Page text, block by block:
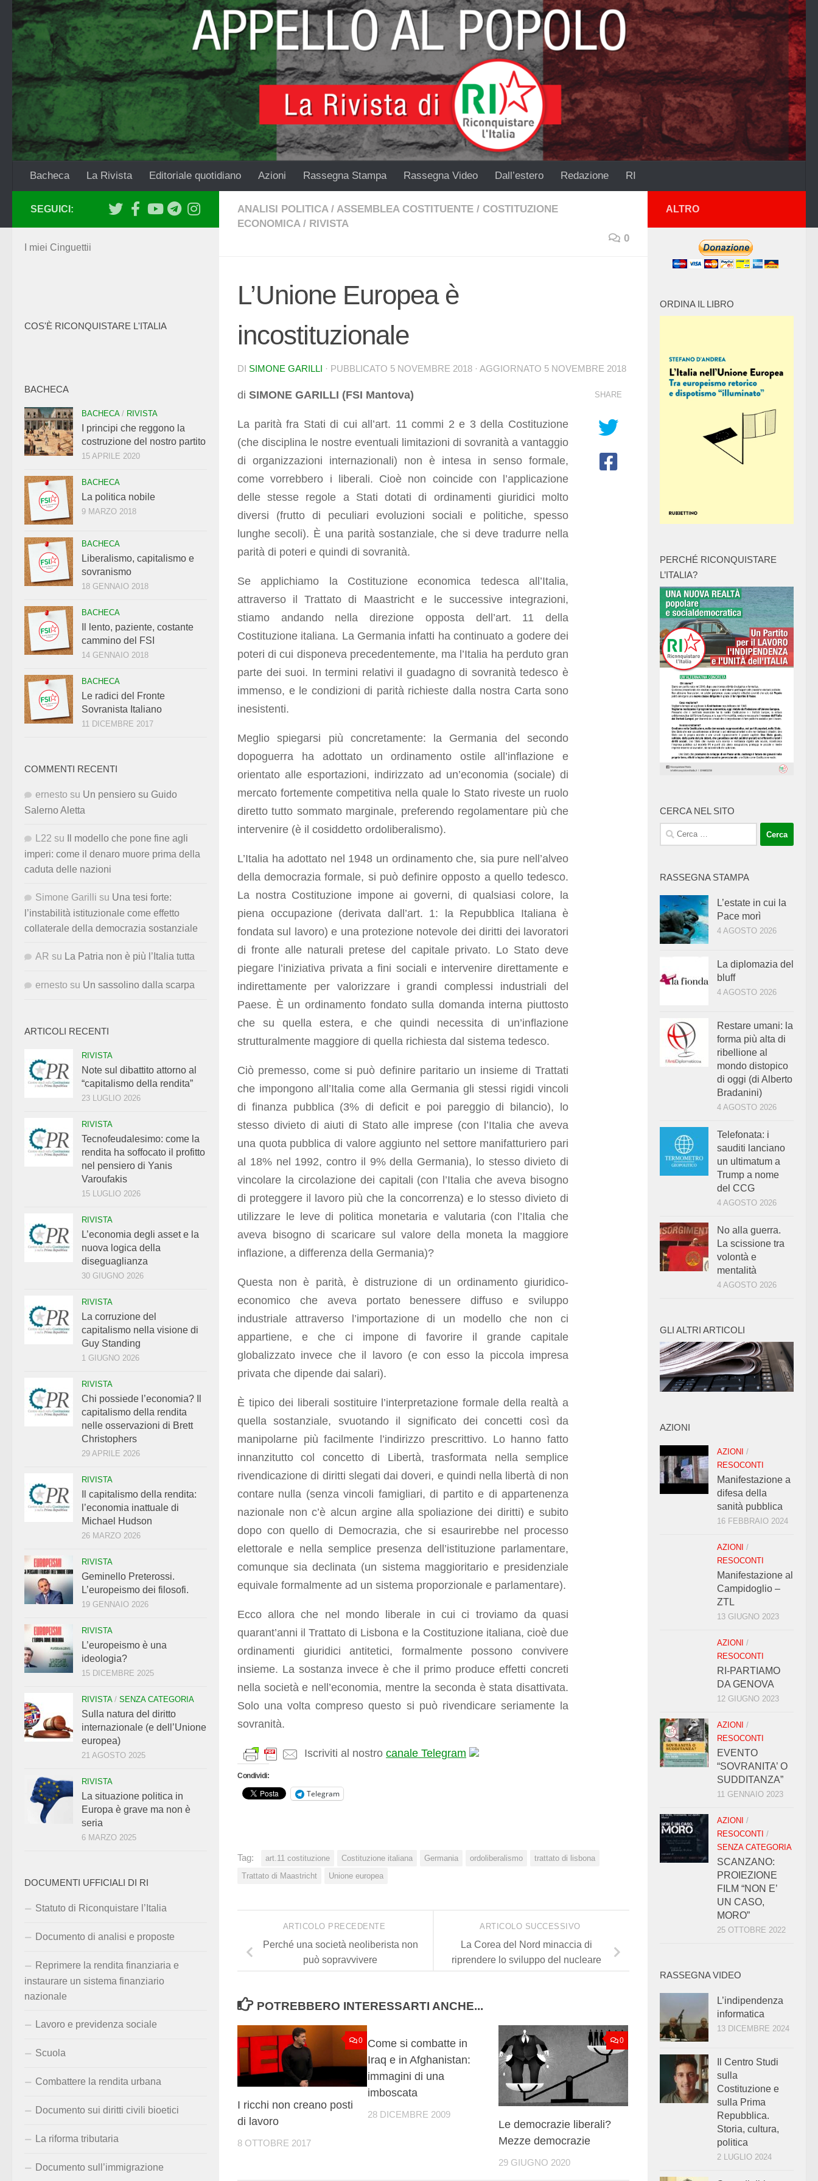
Salta al contenuto
Bacheca La Rivista Editoriale quotidiano Azioni Rassegna Stampa Rassegna Video Dall’estero Redazione RI
ANALISI POLITICA / ASSEMBLEA COSTITUENTE / COSTITUZIONE
ECONOMICA / RIVISTA
0
L’Unione Europea è
incostituzionale
DI SIMONE GARILLI · PUBBLICATO 5 NOVEMBRE 2018 · AGGIORNATO 5 NOVEMBRE 2018
di SIMONE GARILLI (FSI Mantova)
La parità fra Stati di cui all’art. 11 commi 2 e 3 della Costituzione
(che disciplina le nostre eventuali limitazioni di sovranità a vantaggio
di organizzazioni internazionali) non è intesa in senso formale,
come vorrebbero i liberali. Cioè non coincide con l’applicazione
delle stesse regole a Stati dotati di ordinamenti giuridici molto
diversi (frutto di peculiari evoluzioni sociali e politiche, spesso
lunghe secoli). È una parità sostanziale, che si deve tradurre nella
parità di poteri e quindi di sovranità.
Se applichiamo la Costituzione economica tedesca all’Italia,
attraverso il Trattato di Maastricht e le successive integrazioni,
stiamo andando nella direzione opposta dell’art. 11 della
Costituzione italiana. La Germania infatti ha continuato a godere dei
poteri di cui disponeva precedentemente, ma l’Italia ha perduto gran
parte dei suoi. In termini relativi il guadagno di sovranità tedesco è
immenso, e le condizioni di parità richieste dalla nostra Carta sono
inesistenti.
Meglio spiegarsi più concretamente: la Germania del secondo
dopoguerra ha adottato un ordinamento ostile all’inflazione e
orientato alle esportazioni, indirizzato ad un’economia (sociale) di
mercato fortemente competitiva nella quale lo Stato riveste un ruolo
diretto tutto sommato marginale, preferendo regolamentare più che
intervenire (è il cosiddetto ordoliberalismo).
L’Italia ha adottato nel 1948 un ordinamento che, sia pure nell’alveo
della democrazia formale, si può definire opposto a quello tedesco.
La nostra Costituzione impone ai governi, di qualsiasi colore, la
piena occupazione (derivata dall’art. 1: la Repubblica Italiana è
fondata sul lavoro) e una protezione notevole dei diritti dei lavoratori
di fronte alle naturali pretese del capitale privato. Lo Stato deve
piegare l’iniziativa privata a fini sociali e intervenire direttamente e
indirettamente per valorizzare i grandi complessi industriali del
Paese. È un ordinamento fondato sulla domanda interna piuttosto
che su quella estera, e che quindi necessita di un’inflazione
strutturalmente maggiore di quella richiesta dal sistema tedesco.
Ciò premesso, come si può definire paritario un insieme di Trattati
che impongono all’Italia come alla Germania gli stessi rigidi vincoli
di finanza pubblica (3% di deficit e poi pareggio di bilancio), lo
stesso divieto di aiuti di Stato alle imprese (con l’Italia che aveva
una quota pubblica di valore aggiunto nel settore manifatturiero pari
al 18% nel 1992, contro il 9% della Germania), lo stesso divieto di
vincolare la circolazione dei capitali (con l’Italia che aveva bisogno
di proteggere il lavoro più che la concorrenza) e lo stesso divieto di
utilizzare le leve di politica monetaria e valutaria (con l’Italia che
aveva bisogno di scaricare sul valore della moneta la maggiore
inflazione, a differenza della Germania)?
Questa non è parità, è distruzione di un ordinamento giuridico-
economico che aveva portato benessere diffuso e sviluppo
industriale attraverso l’importazione di un modello che non ci
appartiene, e che ci impone di favorire il grande capitale
globalizzato invece che il lavoro (e con esso la piccola impresa
privata che dipende dai salari).
È tipico dei liberali sostituire l’interpretazione formale della realtà a
quella sostanziale, svuotando il significato dei concetti così da
manipolarne più facilmente l’indirizzo prescrittivo. Lo hanno fatto
innanzitutto col concetto di Libertà, trasformata nella semplice
rivendicazione di diritti slegati dai doveri, e quindi nella libertà di non
contare nulla (senza vincoli famigliari, di partito e di appartenenza
nazionale non c’è alcun argine alla spoliazione dei diritti) e subito
dopo con quello di Democrazia, che si esaurirebbe nel processo
elettorale e nella semplice presenza dell’istituzione parlamentare,
comunque sia declinata (un sistema maggioritario e presidenziale
equivale formalmente ad un sistema proporzionale e parlamentare).
Ecco allora che nel mondo liberale in cui ci troviamo da quasi
quarant’anni il Trattato di Lisbona e la Costituzione italiana, cioè due
ordinamenti giuridici antitetici, formalmente possono convivere
insieme. La sostanza invece è che il primo produce effetti concreti
nella società e nell’economia, mentre la seconda è stata disattivata.
Solo una volta compreso questo si può rivendicare seriamente la
sovranità.
Iscriviti al nostro canale Telegram
Condividi:
Telegram
SHARE
Tag: art.11 costituzione Costituzione italiana Germania ordoliberalismo
trattato di lisbona
Trattato di Maastricht
Unione europea
ARTICOLO SUCCESSIVO
La Corea del Nord minaccia di
riprendere lo sviluppo del nucleare
ARTICOLO PRECEDENTE
Perché una società neoliberista non
può sopravvivere
POTREBBERO INTERESSARTI ANCHE...
0
I ricchi non creano posti
di lavoro
8 OTTOBRE 2017
Come si combatte in
Iraq e in Afghanistan:
immagini di una
imboscata
28 DICEMBRE 2009
0
Le democrazie liberali?
Mezze democrazie
29 GIUGNO 2020
SEGUICI:
I miei Cinguettii
COS'È RICONQUISTARE L'ITALIA
BACHECA
BACHECA/ RIVISTA
I principi che reggono la
costruzione del nostro partito
15 APRILE 2020
BACHECA
La politica nobile
9 MARZO 2018
BACHECA
Liberalismo, capitalismo e
sovranismo
18 GENNAIO 2018
BACHECA
Il lento, paziente, costante
cammino del FSI
14 GENNAIO 2018
BACHECA
Le radici del Fronte
Sovranista Italiano
11 DICEMBRE 2017
COMMENTI RECENTI
ernesto su Un pensiero su Guido
Salerno Aletta
L22 su
Il modello che pone fine agli
imperi: come il denaro muore prima della
caduta delle nazioni
Simone Garilli su Una tesi forte:
l’instabilità istituzionale come effetto
collaterale della democrazia sostanziale
AR su La Patria non è più l’Italia tutta
ernesto su Un sassolino dalla scarpa
ARTICOLI RECENTI
RIVISTA
Note sul dibattito attorno al
“capitalismo della rendita”
23 LUGLIO 2026
RIVISTA
Tecnofeudalesimo: come la
rendita ha soffocato il profitto
nel pensiero di Yanis
Varoufakis
15 LUGLIO 2026
RIVISTA
L’economia degli asset e la
nuova logica della
diseguaglianza
30 GIUGNO 2026
RIVISTA
La corruzione del
capitalismo nella visione di
Guy Standing
1 GIUGNO 2026
RIVISTA
Chi possiede l’economia? Il
capitalismo della rendita
nelle osservazioni di Brett
Christophers
29 APRILE 2026
RIVISTA
Il capitalismo della rendita:
l’economia inattuale di
Michael Hudson
26 MARZO 2026
RIVISTA
Geminello Preterossi.
L’europeismo dei filosofi.
19 GENNAIO 2026
RIVISTA
L’europeismo è una
ideologia?
15 DICEMBRE 2025
RIVISTA/ SENZA CATEGORIA
Sulla natura del diritto
internazionale (e dell’Unione
europea)
21 AGOSTO 2025
RIVISTA
La situazione politica in
Europa è grave ma non è
seria
6 MARZO 2025
DOCUMENTI UFFICIALI DI RI
Statuto di Riconquistare l’Italia
Documento di analisi e proposte
Reprimere la rendita finanziaria e
instaurare un sistema finanziario
nazionale
Lavoro e previdenza sociale
Scuola
Combattere la rendita urbana
Documento sui diritti civili bioetici
La riforma tributaria
Documento sull’immigrazione
ALTRO
ORDINA IL LIBRO
PERCHÉ RICONQUISTARE
L’ITALIA?
CERCA NEL SITO
Ricerca
per:
RASSEGNA STAMPA
L’estate in cui la
Pace morì
4 AGOSTO 2026
La diplomazia del
bluff
4 AGOSTO 2026
Restare umani: la
forma più alta di
ribellione al
mondo distopico
di oggi (di Alberto
Bradanini)
4 AGOSTO 2026
Telefonata: i
sauditi lanciano
un ultimatum a
Trump a nome
del CCG
4 AGOSTO 2026
No alla guerra.
La scissione tra
volontà e
mentalità
4 AGOSTO 2026
GLI ALTRI ARTICOLI
AZIONI
AZIONI /
RESOCONTI
Manifestazione a
difesa della
sanità pubblica
16 FEBBRAIO 2024
AZIONI /
RESOCONTI
Manifestazione al
Campidoglio –
ZTL
13 GIUGNO 2023
AZIONI /
RESOCONTI
RI-PARTIAMO
DA GENOVA
12 GIUGNO 2023
AZIONI /
RESOCONTI
EVENTO
“SOVRANITA’ O
SUDDITANZA”
11 GENNAIO 2023
AZIONI /
RESOCONTI /
SENZA CATEGORIA
SCANZANO:
PROIEZIONE
FILM “NON E’
UN CASO,
MORO”
25 OTTOBRE 2022
RASSEGNA VIDEO
L’indipendenza
informatica
13 DICEMBRE 2024
Il Centro Studi
sulla
Costituzione e
sulla Prima
Repubblica.
Storia, cultura,
politica
2 LUGLIO 2024